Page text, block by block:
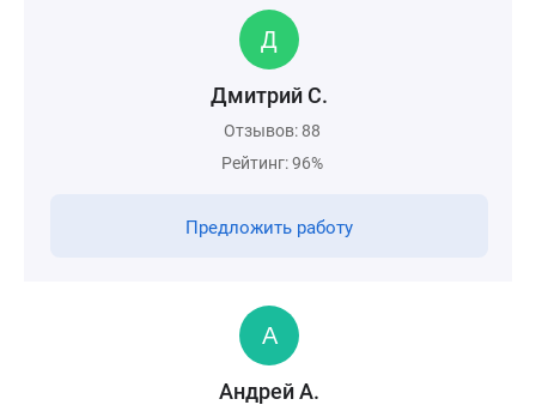
Дмитрий С.
Отзывов: 88
Рейтинг: 96%
Предложить работу
Андрей А.